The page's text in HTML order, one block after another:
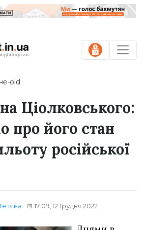
old
Ціолковського:
про його стан
російської
17:09, 12 Грудня 2022